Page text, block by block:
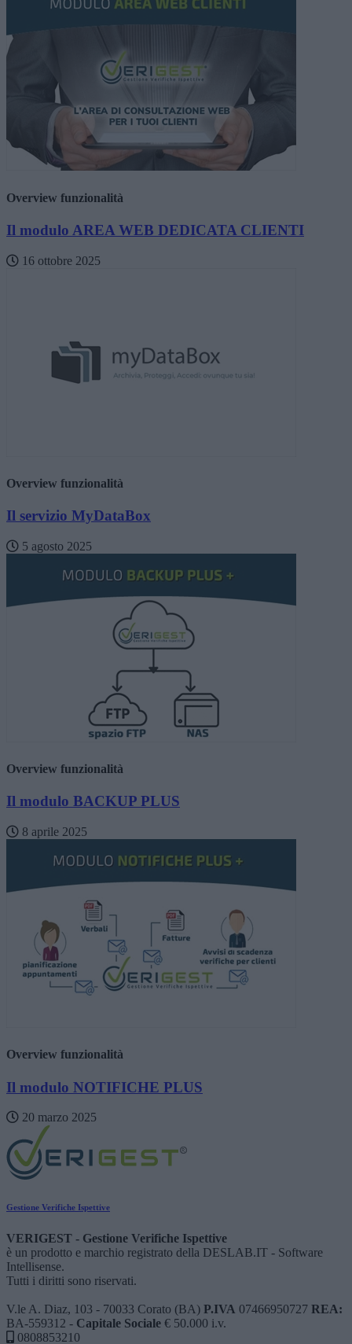
Overview funzionalità
Il modulo AREA WEB DEDICATA CLIENTI
16 ottobre 2025
Overview funzionalità
Il servizio MyDataBox
5 agosto 2025
Overview funzionalità
Il modulo BACKUP PLUS
8 aprile 2025
Overview funzionalità
Il modulo NOTIFICHE PLUS
20 marzo 2025
Gestione Verifiche Ispettive
VERIGEST - Gestione Verifiche Ispettive
è un prodotto e marchio registrato della DESLAB.IT - Software
Intellisense.
Tutti i diritti sono riservati.
V.le A. Diaz, 103 - 70033 Corato (BA) P.IVA 07466950727 REA:
BA-559312 - Capitale Sociale € 50.000 i.v.
0808853210